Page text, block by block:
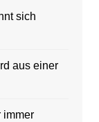
sich
aus einer
immer